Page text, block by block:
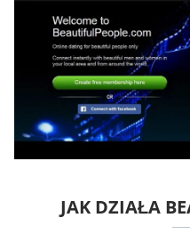
JAK DZIAŁA